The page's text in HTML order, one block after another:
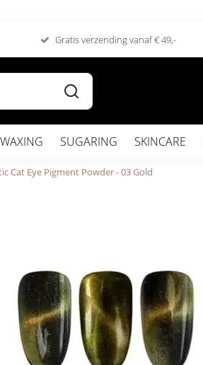
Gratis verzending vanaf € 49,-
WAXING SUGARING SKINCARE
Cat Eye Pigment Powder - 03 Gold